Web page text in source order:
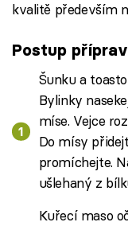
kvalitě především
Postup
Šunku a
Bylinky
míse. Vejce
Do mísy
promíchejte.
ušlehaný z
Kuřecí maso